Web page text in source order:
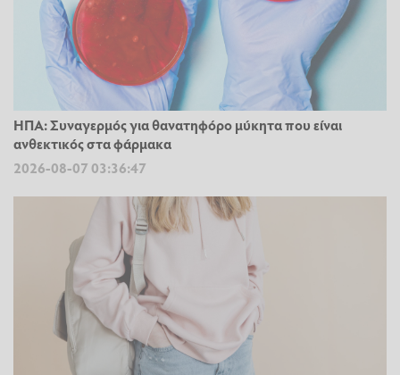
ΗΠΑ: Συναγερμός για θανατηφόρο μύκητα που είναι
ανθεκτικός στα φάρμακα
2026-08-07 03:36:47